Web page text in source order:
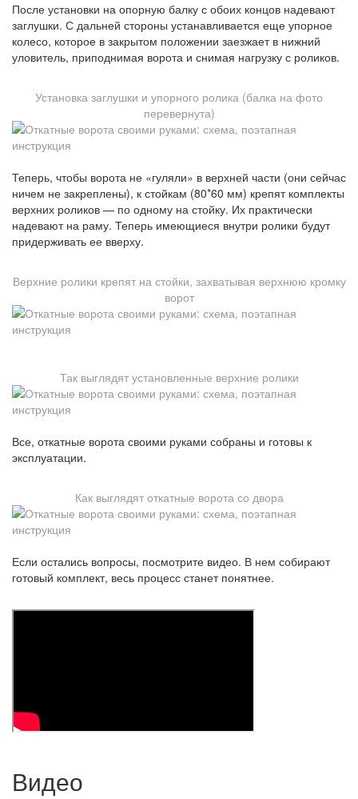
После установки на опорную балку с обоих концов надевают
заглушки. С дальней стороны устанавливается еще упорное
колесо, которое в закрытом положении заезжает в нижний
уловитель, приподнимая ворота и снимая нагрузку с роликов.
Установка заглушки и упорного ролика (балка на фото
перевернута)
Теперь, чтобы ворота не «гуляли» в верхней части (они сейчас
ничем не закреплены), к стойкам (80*60 мм) крепят комплекты
верхних роликов — по одному на стойку. Их практически
надевают на раму. Теперь имеющиеся внутри ролики будут
придерживать ее вверху.
Верхние ролики крепят на стойки, захватывая верхнюю кромку
ворот
Так выглядят установленные верхние ролики
Все, откатные ворота своими руками собраны и готовы к
эксплуатации.
Как выглядят откатные ворота со двора
Если остались вопросы, посмотрите видео. В нем собирают
готовый комплект, весь процесс станет понятнее.
Видео